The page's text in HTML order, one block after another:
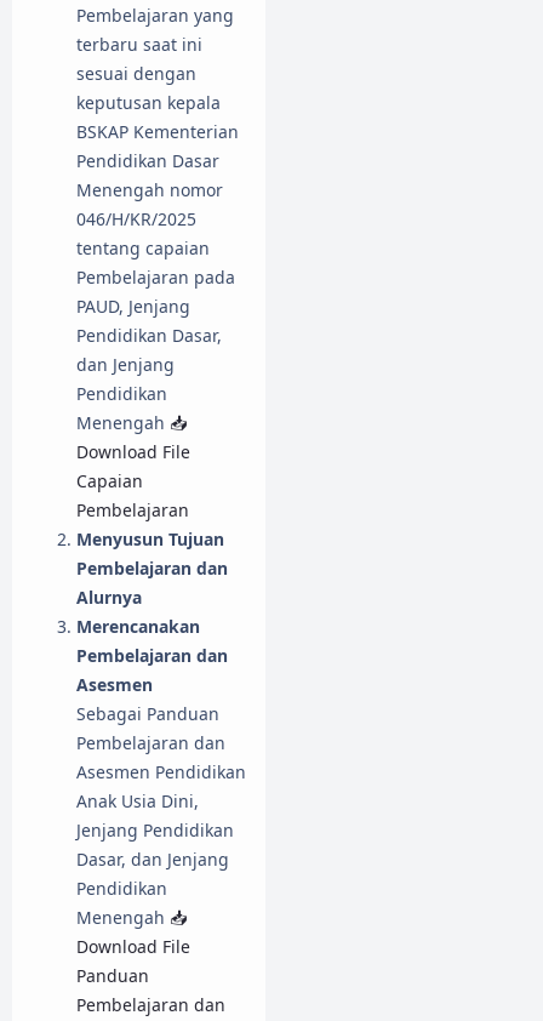
Pembelajaran yang
terbaru saat ini
sesuai dengan
keputusan kepala
BSKAP Kementerian
Pendidikan Dasar
Menengah nomor
046/H/KR/2025
tentang capaian
Pembelajaran pada
PAUD, Jenjang
Pendidikan Dasar,
dan Jenjang
Pendidikan
Menengah 📥
Download File
Capaian
Pembelajaran
Menyusun Tujuan
Pembelajaran dan
Alurnya
Merencanakan
Pembelajaran dan
Asesmen
Sebagai Panduan
Pembelajaran dan
Asesmen Pendidikan
Anak Usia Dini,
Jenjang Pendidikan
Dasar, dan Jenjang
Pendidikan
Menengah 📥
Download File
Panduan
Pembelajaran dan